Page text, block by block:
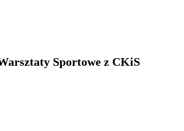
Sportowe z CKiS